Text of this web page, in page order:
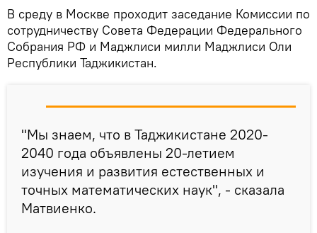
В среду в Москве проходит заседание Комиссии по
сотрудничеству Совета Федерации Федерального
Собрания РФ и Маджлиси милли Маджлиси Оли
Республики Таджикистан.
"Мы знаем, что в Таджикистане 2020-
2040 года объявлены 20-летием
изучения и развития естественных и
точных математических наук", - сказала
Матвиенко.